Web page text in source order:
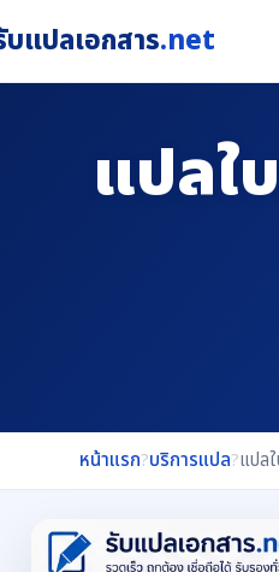
บแปลเอกสาร.net
แปลใ
หน้าแรก?บริการแปล?แปล